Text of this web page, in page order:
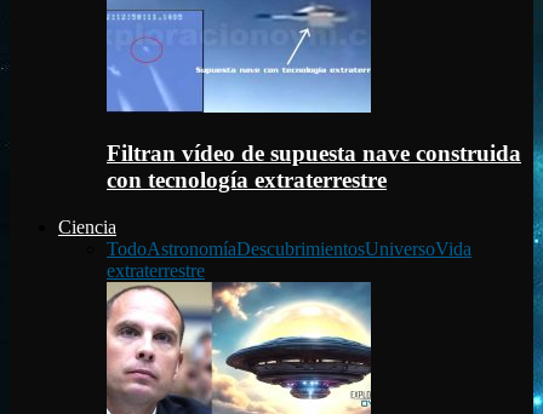
Filtran vídeo de supuesta nave construida
con tecnología extraterrestre
Ciencia
TodoAstronomíaDescubrimientosUniversoVida
extraterrestre